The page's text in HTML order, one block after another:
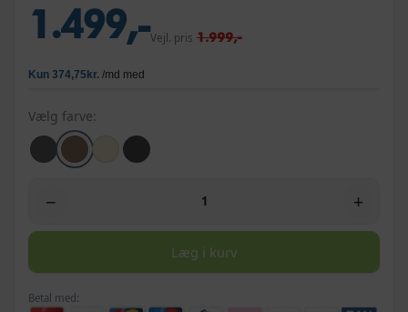
1.499,-Vejl. pris 1.999,-
Vælg farve:
− +
Læg i kurv
Betal med: